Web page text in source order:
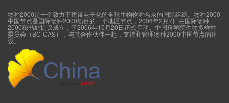
物种2000是一个致力于建设电子化的全球生物物种名录的国际组织。物种2000
中国节点是国际物种2000项目的一个地区节点，2006年2月7日由国际物种
2000秘书处提议成立，于2006年10月20日正式启动。中国科学院生物多样性
委员会（BC-CAS），与其合作伙伴一起，支持和管理物种2000中国节点的建
设。